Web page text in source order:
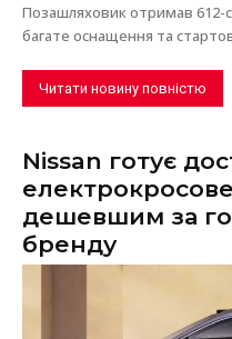
Позашляховик отримав 612-
багате оснащення та
Читати новину повністю
Nissan готує
дешевшим за
бренду